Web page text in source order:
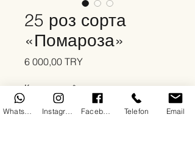
25 роз сорта
«Помароза»
6 000,00 TRYЦена
Количество *
Telefon Email